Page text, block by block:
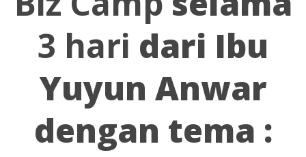
3 hari dari Ibu
Yuyun Anwar
dengan tema :